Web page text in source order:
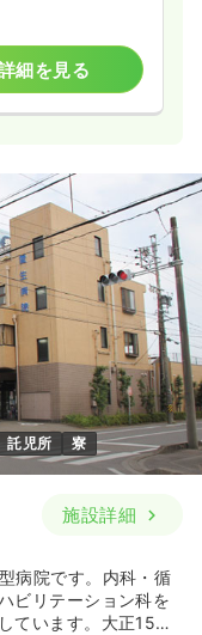
細を見る
託児所 寮
施設詳細
病院です。内科・循
ビリテーション科を
ています。大正15年